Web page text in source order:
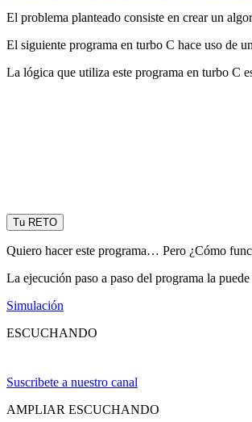
El problema planteado consiste en crear un
El siguiente programa en turbo C hace uso de
La lógica que utiliza este programa en turbo C
Tu RETO
Quiero hacer este programa… Pero ¿Cómo
La ejecución paso a paso del programa la
Simulación
ESCUCHANDO
Suscribete a nuestro canal
AMPLIAR ESCUCHANDO